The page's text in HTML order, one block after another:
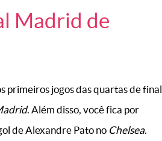
Madrid de
primeiros jogos das quartas de final
. Além disso, você fica por
de Alexandre Pato no Chelsea.